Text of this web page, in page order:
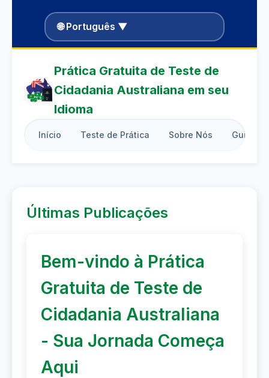
🌐 Português ▼
Prática Gratuita de Teste de
Cidadania Australiana em seu
Idioma
Início Teste de Prática Sobre Nós Guia de
Últimas Publicações
Bem-vindo à Prática
Gratuita de Teste de
Cidadania Australiana
- Sua Jornada Começa
Aqui